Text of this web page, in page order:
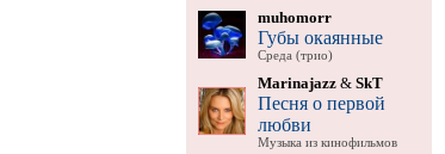
muhomorr
Губы окаянные
Среда (трио)
Marinajazz& SkT
Песня о первой
любви
Музыка из кинофильмов